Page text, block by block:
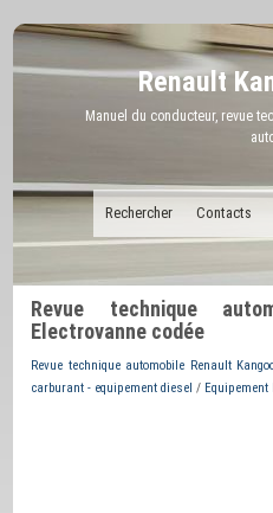
Renault
Manuel du conducteur, revue
Contacts
Rechercher
Revue technique
Electrovanne codée
Revue technique automobile Renault
carburant - equipement diesel / Equipement